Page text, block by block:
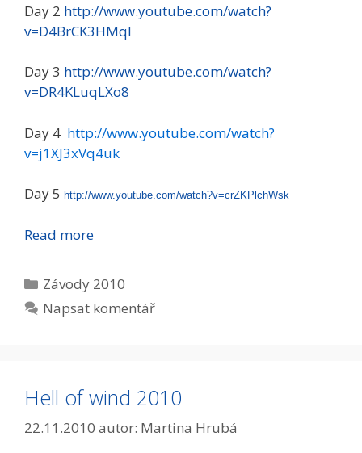
Day 2 http://www.youtube.com/watch?
v=D4BrCK3HMqI
Day 3 http://www.youtube.com/watch?
v=DR4KLuqLXo8
Day 4 http://www.youtube.com/watch?
v=j1XJ3xVq4uk
Day 5 http://www.youtube.com/watch?v=crZKPlchWsk
Read more
Rubriky
Závody 2010
Napsat komentář
Hell of wind 2010
22.11.2010 autor: Martina Hrubá